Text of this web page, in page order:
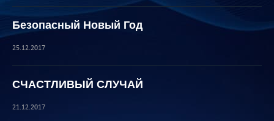
Безопасный Новый Год
25.12.2017
СЧАСТЛИВЫЙ СЛУЧАЙ
21.12.2017